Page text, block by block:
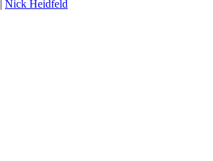
| Nick Heidfeld